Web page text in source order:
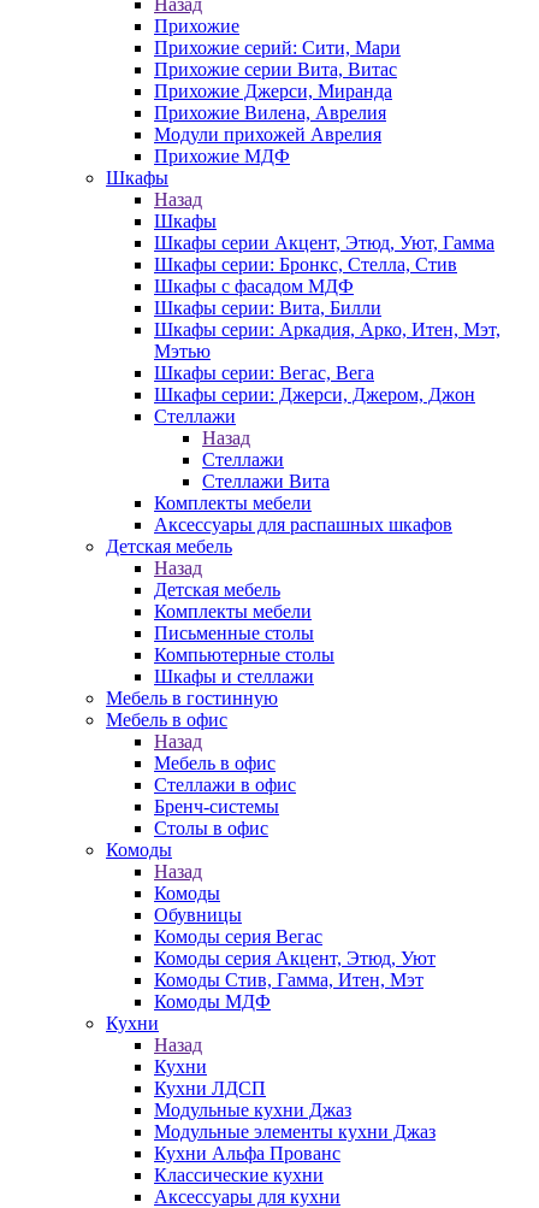
Назад
Прихожие
Прихожие серий: Сити, Мари
Прихожие серии Вита, Витас
Прихожие Джерси, Миранда
Прихожие Вилена, Аврелия
Модули прихожей Аврелия
Прихожие МДФ
Шкафы
Назад
Шкафы
Шкафы серии Акцент, Этюд, Уют, Гамма
Шкафы серии: Бронкс, Стелла, Стив
Шкафы с фасадом МДФ
Шкафы серии: Вита, Билли
Шкафы серии: Аркадия, Арко, Итен, Мэт,
Мэтью
Шкафы серии: Вегас, Вега
Шкафы серии: Джерси, Джером, Джон
Стеллажи
Назад
Стеллажи
Стеллажи Вита
Комплекты мебели
Аксессуары для распашных шкафов
Детская мебель
Назад
Детская мебель
Комплекты мебели
Письменные столы
Компьютерные столы
Шкафы и стеллажи
Мебель в гостинную
Мебель в офис
Назад
Мебель в офис
Стеллажи в офис
Бренч-системы
Столы в офис
Комоды
Назад
Комоды
Обувницы
Комоды серия Вегас
Комоды серия Акцент, Этюд, Уют
Комоды Стив, Гамма, Итен, Мэт
Комоды МДФ
Кухни
Назад
Кухни
Кухни ЛДСП
Модульные кухни Джаз
Модульные элементы кухни Джаз
Кухни Альфа Прованс
Классические кухни
Аксессуары для кухни